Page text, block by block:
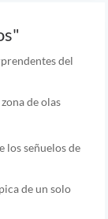
del
de olas
los señuelos de
de un solo